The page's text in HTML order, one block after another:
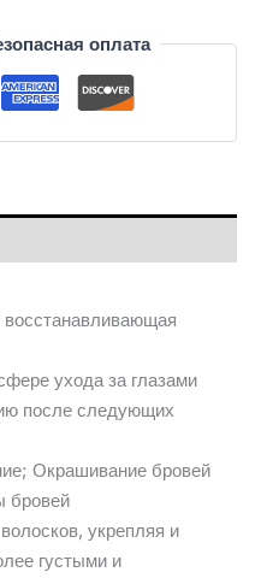
оплата
восстанавливающая
ухода за глазами
после следующих
Окрашивание бровей
бровей
укрепляя и
густыми и